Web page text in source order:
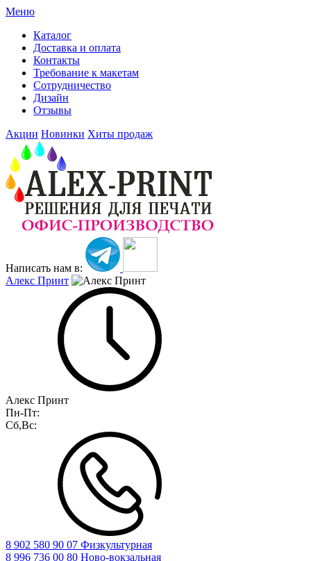
Меню
Каталог
Доставка и оплата
Контакты
Требование к макетам
Сотрудничество
Дизайн
Отзывы
Акции Новинки Хиты продаж
Написать нам в:
Алекс Принт
Алекс Принт
Пн-Пт:
Сб,Вс:
8 902 580 90 07 Физкультурная
8 996 736 00 80 Ново-вокзальная